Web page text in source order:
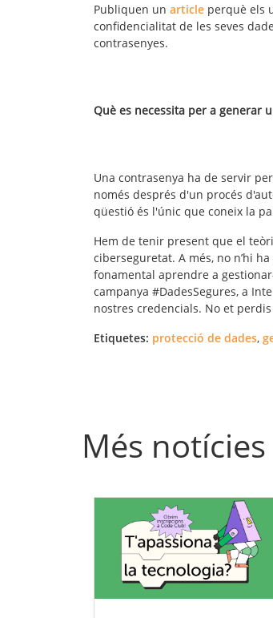
Publiquen un article perquè els
confidencialitat de les seves
contrasenyes.
Què es necessita per a generar
Una contrasenya ha de servir
només després d'un procés
qüestió és l'únic que coneix la
Hem de tenir present que el
ciberseguretat. A més, no n’hi
fonamental aprendre a
campanya #DadesSegures, a
nostres credencials. No et
Etiquetes: protecció de dades,
Més notícies